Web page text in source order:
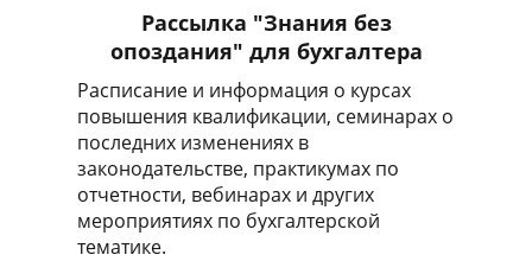
Рассылка "Знания без
опоздания" для бухгалтера
Расписание и информация о курсах
повышения квалификации, семинарах о
последних изменениях в
законодательстве, практикумах по
отчетности, вебинарах и других
мероприятиях по бухгалтерской
тематике.